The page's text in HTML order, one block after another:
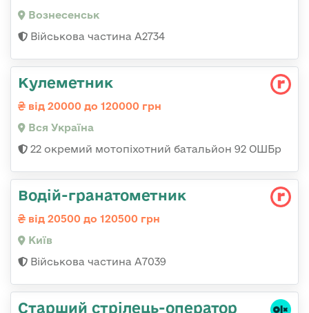
Вознесенськ
Військова частина А2734
Кулеметник
від 20000 до 120000 грн
Вся Україна
22 окремий мотопіхотний батальйон 92 ОШБр
Водій-гранатометник
від 20500 до 120500 грн
Київ
Військова частина А7039
Старший стрілець-оператор